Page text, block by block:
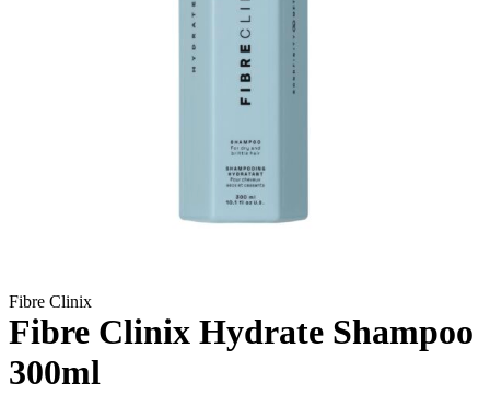
Fibre Clinix
Fibre Clinix Hydrate Shampoo
300ml